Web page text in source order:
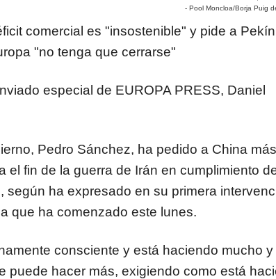
- Pool Moncloa/Borja Puig
comercial es "insostenible" y pide a
"no tenga que cerrarse"
especial de EUROPA PRESS, Daniel
Pedro Sánchez, ha pedido a China más
el fin de la guerra de Irán en cumplimiento
según ha expresado en su primera
que ha comenzado este lunes.
consciente y está haciendo mucho y
puede hacer más, exigiendo como está